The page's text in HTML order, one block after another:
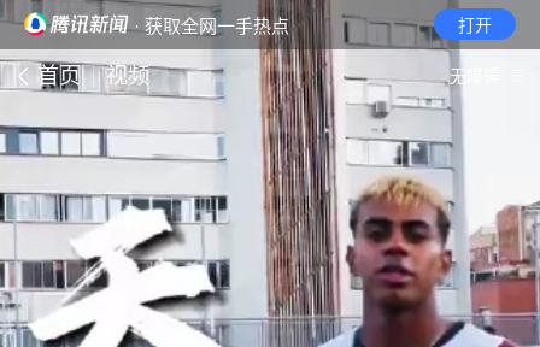
· 获取全网一手热点 打开
首页 视频 无障碍